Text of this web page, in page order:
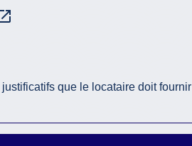
que le locataire doit fournir